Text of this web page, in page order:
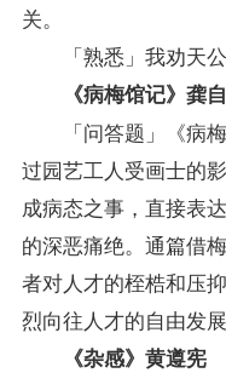
关。
「熟悉」我劝天公
《病梅馆记》龚
「问答题」《病梅
过园艺工人受画士的
成病态之事，直接表
的深恶痛绝。通篇借
者对人才的桎梏和压
烈向往人才的自由发展
《杂感》黄遵宪